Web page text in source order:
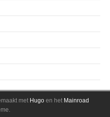
met Hugoen het Mainroad